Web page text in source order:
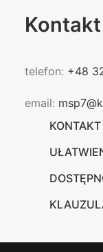
Kontakt
telefon: +48
email:
KONTAKT